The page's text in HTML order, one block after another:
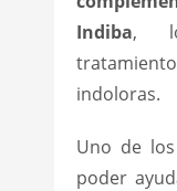
Indiba,
indoloras.
Uno de
poder